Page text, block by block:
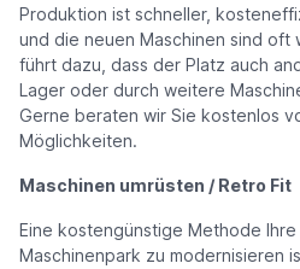
Produktion ist schneller,
und die neuen Maschinen sind oft
führt dazu, dass der Platz auch
Lager oder durch weitere
Gerne beraten wir Sie kostenlos
Möglichkeiten.
Maschinen umrüsten / Retro Fit
Eine kostengünstige Methode
Maschinenpark zu modernisieren